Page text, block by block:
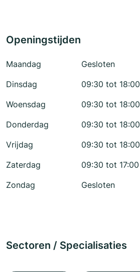
Openingstijden
Maandag
Gesloten
Dinsdag
09:30 tot 18:00
Woensdag
09:30 tot 18:00
Donderdag
09:30 tot 18:00
Vrijdag
09:30 tot 18:00
Zaterdag
09:30 tot 17:00
Zondag
Gesloten
Sectoren / Specialisaties